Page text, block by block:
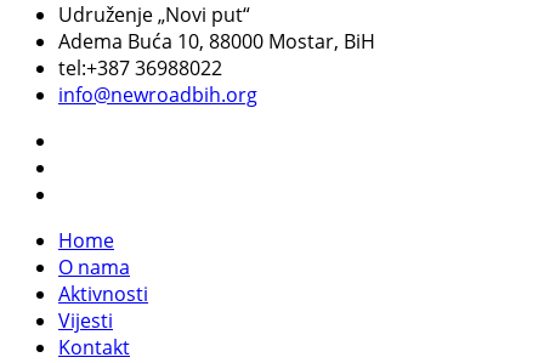
Udruženje „Novi put“
Adema Buća 10, 88000 Mostar, BiH
tel:+387 36988022
info@newroadbih.org
Home
O nama
Aktivnosti
Vijesti
Kontakt